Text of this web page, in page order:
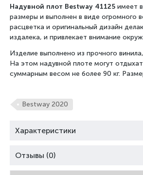
Надувной плот Bestway 41125 имеет
размеры и выполнен в виде огромного
расцветка и оригинальный дизайн
издалека, и привлекает внимание
Изделие выполнено из прочного
На этом надувной плоте могут
суммарным весом не более 90 кг.
Bestway 2020
Характеристики
Отзывы (0)